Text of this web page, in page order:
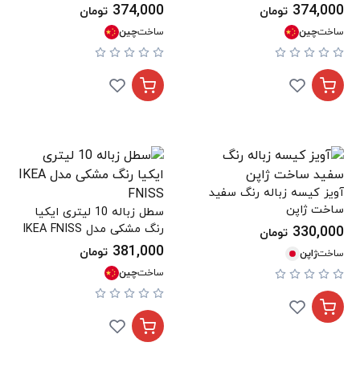
374,000 تومان
ساختچین
374,000 تومان
ساختچین
آویز کیسه زباله رنگ سفید
ساخت ژاپن
330,000 تومان
ساختژاپن
سطل زباله 10 لیتری ایکیا
رنگ مشکی مدل IKEA FNISS
381,000 تومان
ساختچین